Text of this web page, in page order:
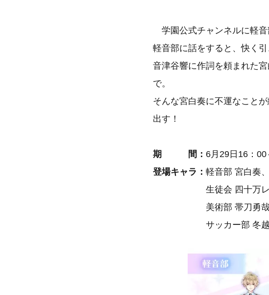
学園公式チャンネルに軽音
軽音部に話をすると、快く
音津谷響に作詞を頼まれた
で。
そんな宮白奏に不運なこと
出す！
期 間： 6月29日16：
登場キャラ： 軽音部 宮白奏
生徒会 四十万レン、
美術部 帯刀勇
サッカー部 冬越